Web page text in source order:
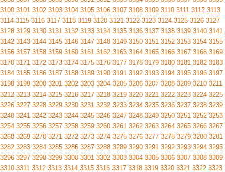
3100 3101 3102 3103 3104 3105 3106 3107 3108 3109 3110 3111 3112 3113
3114 3115 3116 3117 3118 3119 3120 3121 3122 3123 3124 3125 3126 3127
3128 3129 3130 3131 3132 3133 3134 3135 3136 3137 3138 3139 3140 3141
3142 3143 3144 3145 3146 3147 3148 3149 3150 3151 3152 3153 3154 3155
3156 3157 3158 3159 3160 3161 3162 3163 3164 3165 3166 3167 3168 3169
3170 3171 3172 3173 3174 3175 3176 3177 3178 3179 3180 3181 3182 3183
3184 3185 3186 3187 3188 3189 3190 3191 3192 3193 3194 3195 3196 3197
3198 3199 3200 3201 3202 3203 3204 3205 3206 3207 3208 3209 3210 3211
3212 3213 3214 3215 3216 3217 3218 3219 3220 3221 3222 3223 3224 3225
3226 3227 3228 3229 3230 3231 3232 3233 3234 3235 3236 3237 3238 3239
3240 3241 3242 3243 3244 3245 3246 3247 3248 3249 3250 3251 3252 3253
3254 3255 3256 3257 3258 3259 3260 3261 3262 3263 3264 3265 3266 3267
3268 3269 3270 3271 3272 3273 3274 3275 3276 3277 3278 3279 3280 3281
3282 3283 3284 3285 3286 3287 3288 3289 3290 3291 3292 3293 3294 3295
3296 3297 3298 3299 3300 3301 3302 3303 3304 3305 3306 3307 3308 3309
3310 3311 3312 3313 3314 3315 3316 3317 3318 3319 3320 3321 3322 3323